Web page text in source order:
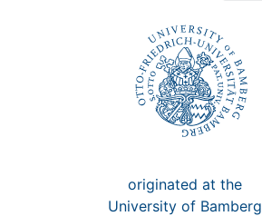
originated at the
University of Bamberg